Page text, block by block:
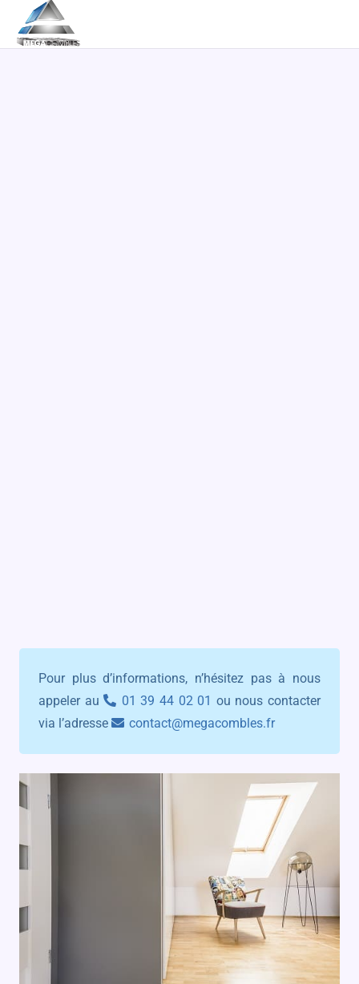
Pour plus d’informations, n’hésitez pas à nous
appeler au
01 39 44 02 01 ou nous contacter
via l’adresse
contact@megacombles.fr